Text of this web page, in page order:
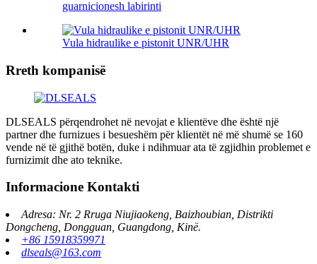
guarnicionesh labirinti
Vula hidraulike e pistonit UNR/UHR
Rreth kompanisë
DLSEALS përqendrohet në nevojat e klientëve dhe është një
partner dhe furnizues i besueshëm për klientët në më shumë se 160
vende në të gjithë botën, duke i ndihmuar ata të zgjidhin problemet e
furnizimit dhe ato teknike.
Informacione Kontakti
Adresa: Nr. 2 Rruga Niujiaokeng, Baizhoubian, Distrikti
Dongcheng, Dongguan, Guangdong, Kinë.
+86 15918359971
dlseals@163.com